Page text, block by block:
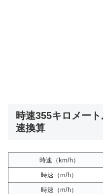
時速355キロメー
速換算
時速（km/h）
時速（m/h）
時速（m/h）